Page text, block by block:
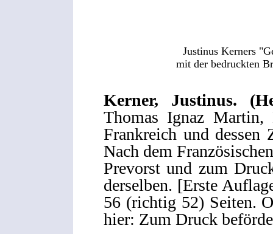
Justinus Kerners
mit der bedruckten
Kerner, Justinus.
Thomas Ignaz Martin,
Frankreich und dessen
Nach dem
Prevorst und zum
derselben. [Erste
56 (richtig 52) Seiten.
hier: Zum Druck